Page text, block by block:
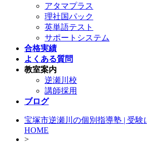
アタマプラス
理社国パック
英単語テスト
サポートシステム
合格実績
よくある質問
教室案内
逆瀬川校
講師採用
ブログ
宝塚市逆瀬川の個別指導塾 | 受験
HOME
>